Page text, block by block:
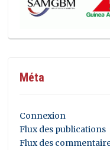
Méta
Connexion
Flux des publications
Flux des